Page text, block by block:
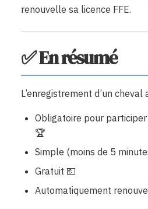
renouvelle sa licence FFE.
✅ En résumé
L’enregistrement d’un
Obligatoire pour
🏆
Simple (moins de 5
Gratuit 💶
Automatiquement